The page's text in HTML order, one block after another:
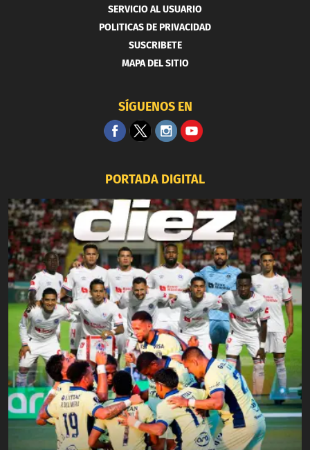
SERVICIO AL USUARIO
POLITICAS DE PRIVACIDAD
SUSCRIBETE
MAPA DEL SITIO
SÍGUENOS EN
PORTADA DIGITAL